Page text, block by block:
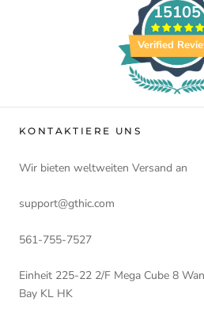
15105
Verified
KONTAKTIERE UNS
Wir bieten weltweiten Versand an
support@gthic.com
561-755-7527
Einheit 225-22 2/F Mega Cube 8
Bay KL HK